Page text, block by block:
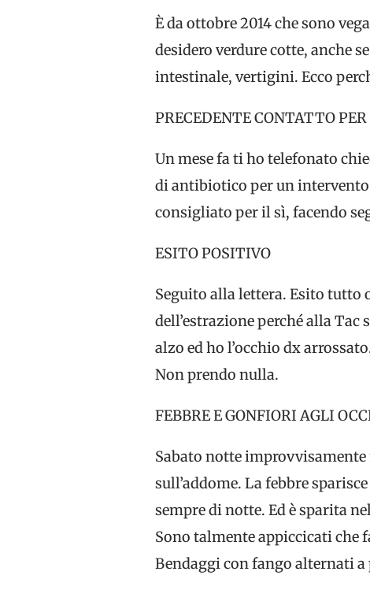
È da ottobre 2014 che sono
desidero verdure cotte, anche
intestinale, vertigini. Ecco
PRECEDENTE CONTATTO
Un mese fa ti ho telefonato
di antibiotico per un
consigliato per il sì, facendo
ESITO POSITIVO
Seguito alla lettera. Esito tutto
dell’estrazione perché alla
alzo ed ho l’occhio dx
Non prendo nulla.
FEBBRE E GONFIORI AGLI
Sabato notte improvvisamente
sull’addome. La febbre
sempre di notte. Ed è sparita
Sono talmente appiccicati che
Bendaggi con fango alternati a